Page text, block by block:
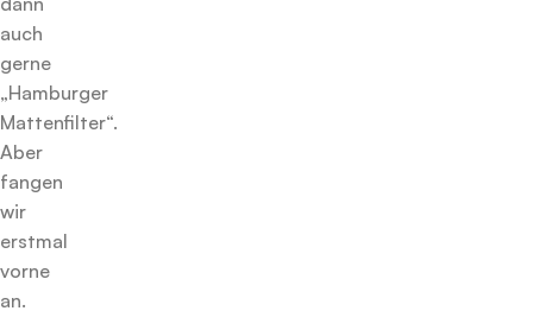
auch
gerne
„Hamburger
Mattenfilter“.
Aber
fangen
wir
erstmal
vorne
an.